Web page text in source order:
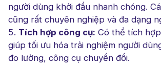
người dùng khởi đầu nhanh chóng.
cũng rất chuyên nghiệp và đa dạng
Tích hợp công cụ: Có thể tích
giúp tối ưu hóa trải nghiệm người
đo lường, công cụ chuyển đổi.